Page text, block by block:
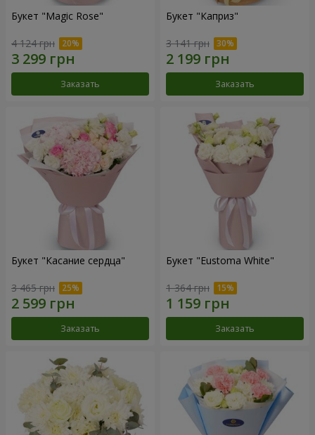
Букет "Magic Rose"
4 124 грн
Заказать
Букет "Каприз"
3 141 грн
Заказать
Букет "Касание сердца"
3 465 грн
Заказать
Букет "Eustoma White"
1 364 грн
Заказать